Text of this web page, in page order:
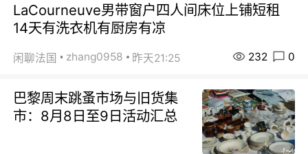
LaCourneuve男带窗户四人间床位上铺短租
14天有洗衣机有厨房有凉
闲聊法国 zhang0958 昨天21:25 232 0
巴黎周末跳蚤市场与旧货集
市：8月8日至9日活动汇总